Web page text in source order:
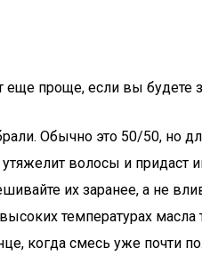
проще, если вы будете
Обычно это 50/50, но
волосы и придаст
их заранее, а не
температурах масла
когда смесь уже почти